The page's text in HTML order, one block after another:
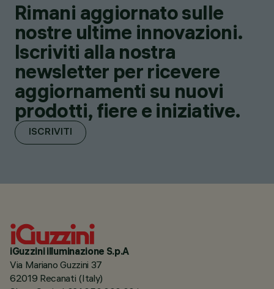
Rimani aggiornato sulle
nostre ultime innovazioni.
Iscriviti alla nostra
newsletter per ricevere
aggiornamenti su nuovi
prodotti, fiere e iniziative.
ISCRIVITI
iGuzzini illuminazione S.p.A
Via Mariano Guzzini 37
62019 Recanati (Italy)